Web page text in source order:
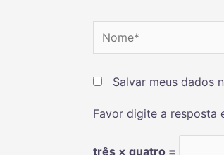
Salvar meus dados
Favor digite a resposta
três × quatro =